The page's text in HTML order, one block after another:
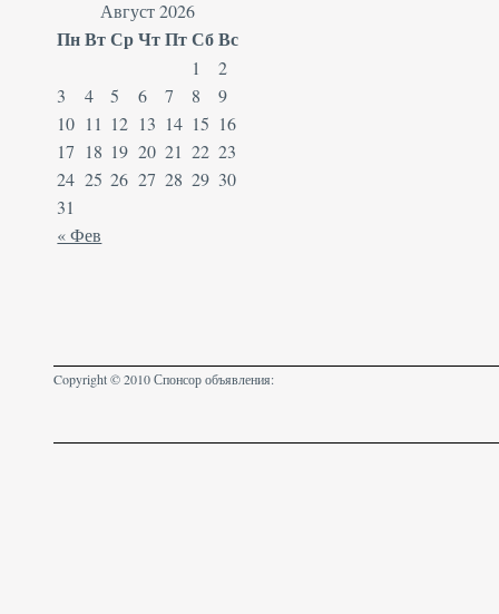
Август 2026
ПнВтСрЧтПтСбВс
« Фев
1
2
3
4 5 6 7 8
9
10 11 12 13 14 15 16
17 18 19 20 21 22 23
24 25 26 27 28 29 30
31
Copyright © 2010 Спонсор объявления: